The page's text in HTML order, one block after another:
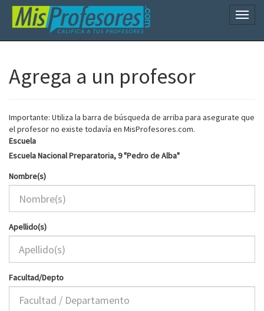
Agrega a un profesor
Importante: Utiliza la barra de búsqueda de arriba para asegurate que
el profesor no existe todavía en MisProfesores.com.
Escuela
Escuela Nacional Preparatoria, 9 "Pedro de Alba"
Nombre(s)
Apellido(s)
Facultad/Depto